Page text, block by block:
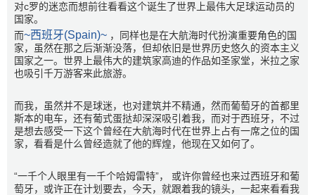
对c罗的迷恋而想前往看看这个诞生了世界上最伟大足球运动员的
国家。
而~西班牙(Spain)~ ，同样也是在大航海时代扮演重要角色的国
家，虽然在那之后渐渐没落，但却依旧是世界历史悠久的资本主义
国家之一。世界上最伟大的建筑家高迪的作品如圣家堂，米拉之家
也吸引千万游客来此旅游。
而我，虽然并不是球迷，也对建筑并不精通，然而葡萄牙的首都里
斯本的电车，还有葡式蛋挞却深深吸引着我，而对于西班牙，不过
是想去感受一下这个曾经在大航海时代在世界上占有一席之位的国
家，看看是什么曾经造就了他的辉煌，他现在又如何了。
“一千个人眼里有一千个哈姆雷特”， 或许你曾经也来过西班牙和葡
萄牙，或许正在计划要去，今天，就跟着我的镜头，一起来看看我